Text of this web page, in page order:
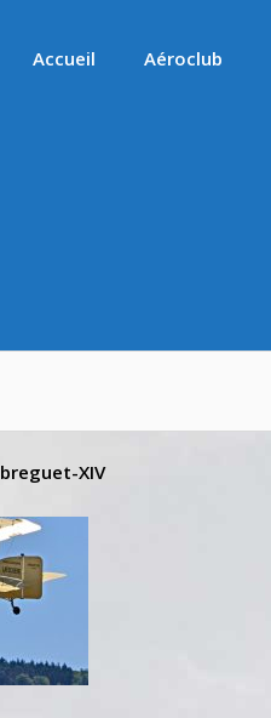
Accueil Aéroclub
breguet-XIV